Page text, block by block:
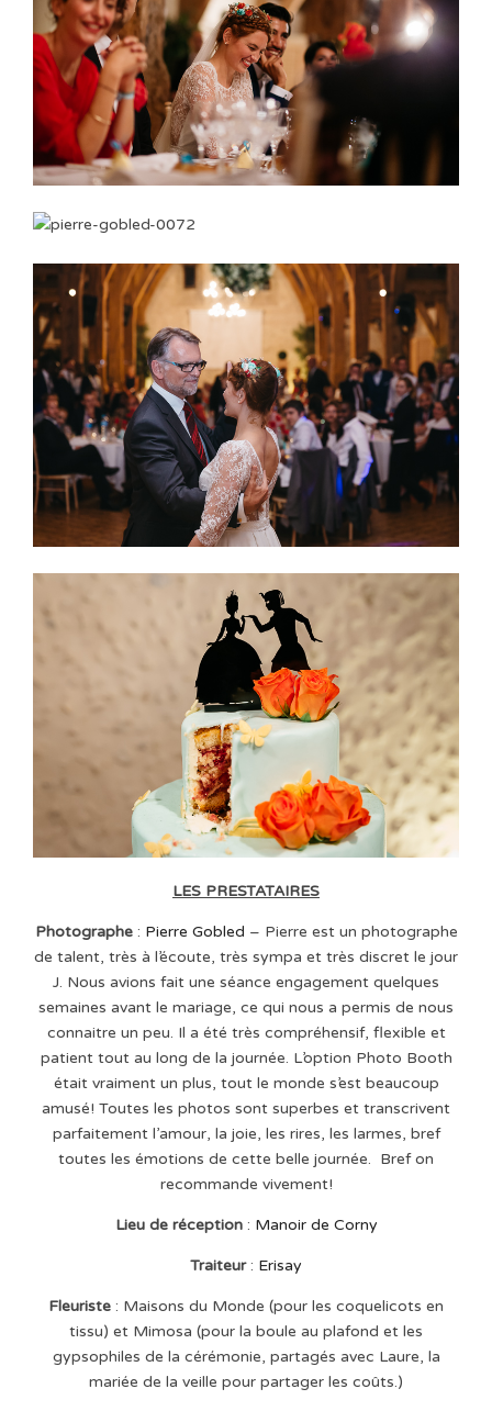
LES PRESTATAIRES
Photographe: Pierre Gobled – Pierre est un photographe
de talent, très à l’écoute, très sympa et très discret le jour
J. Nous avions fait une séance engagement quelques
semaines avant le mariage, ce qui nous a permis de nous
connaitre un peu. Il a été très compréhensif, flexible et
patient tout au long de la journée. L’option Photo Booth
était vraiment un plus, tout le monde s’est beaucoup
amusé! Toutes les photos sont superbes et transcrivent
parfaitement l’amour, la joie, les rires, les larmes, bref
toutes les émotions de cette belle journée. Bref on
recommande vivement!
Lieu de réception: Manoir de Corny
Traiteur: Erisay
Fleuriste : Maisons du Monde (pour les coquelicots en
tissu) et Mimosa (pour la boule au plafond et les
gypsophiles de la cérémonie, partagés avec Laure, la
mariée de la veille pour partager les coûts.)